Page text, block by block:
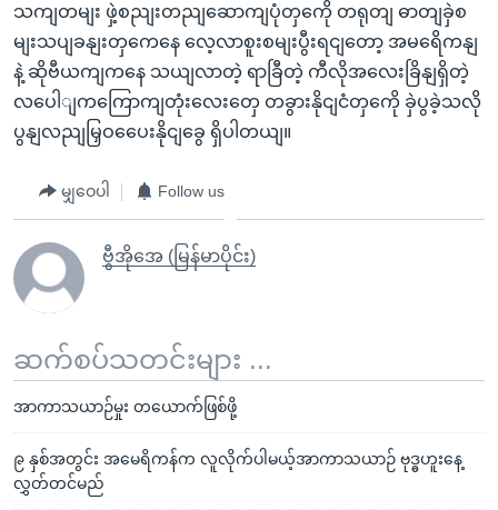
သကျတမျး ဖှဲ့စညျးတညျဆောကျပုံတှကေို တရုတျ ဓာတျခှဲစ
မျးသပျခနျးတှကေနေ လေ့လာစူးစမျးပွီးရငျတော့ အမရေိကနျ
နဲ့ ဆိုဗီယကျကနေ သယျလာတဲ့ ရာခြီတဲ့ ကီလိုအလေးခြိနျရှိတဲ့
လပေါျကကြောကျတုံးလေးတှေ တခွားနိုငျငံတှကေို ခှဲပွခဲ့သလို
ပွနျလညျမြှဝပေေးနိုငျခွေ ရှိပါတယျ။
မျှဝေပါ Follow us
ဗွီအိုအေ (မြန်မာပိုင်း)
ဆက်စပ်သတင်းများ ...
အာကာသယာဉ်မှုး တယောက်ဖြစ်ဖို့
၉ နှစ်အတွင်း အမေရိကန်က လူလိုက်ပါမယ့်အာကာသယာဉ် ဗုဒ္ဓဟူးနေ့
လွှတ်တင်မည်